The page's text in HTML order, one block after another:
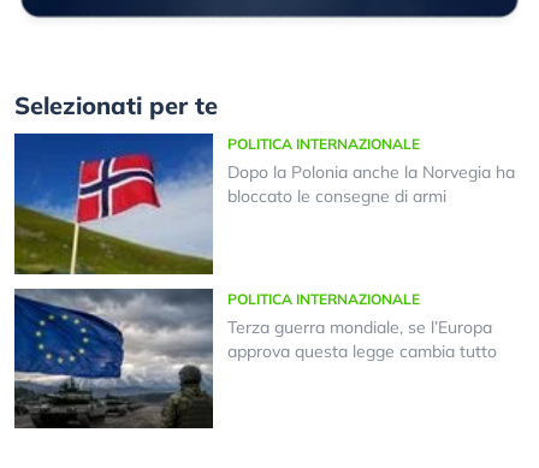
Selezionati per te
POLITICA INTERNAZIONALE
Dopo la Polonia anche la Norvegia ha
bloccato le consegne di armi
POLITICA INTERNAZIONALE
Terza guerra mondiale, se l’Europa
approva questa legge cambia tutto